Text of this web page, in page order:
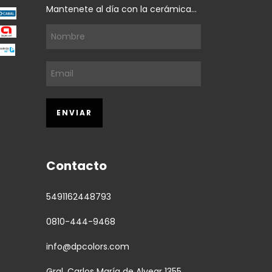
Mantenete al día con la cerámica...
Contacto
5491162448793
0810-444-9468
info@dpcolors.com